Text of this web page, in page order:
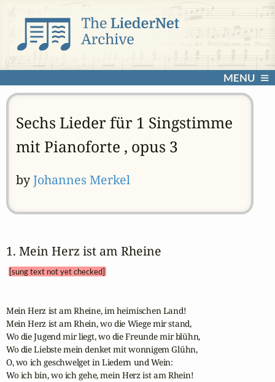
MENU
Sechs Lieder für 1 Singstimme
mit Pianoforte , opus 3
byJohannes Merkel
1. Mein Herz ist am Rheine
[sung text not yet checked]
Mein Herz ist am Rheine, im heimischen Land!
Mein Herz ist am Rhein, wo die Wiege mir stand,
Wo die Jugend mir liegt, wo die Freunde mir blühn,
Wo die Liebste mein denket mit wonnigem Glühn,
O, wo ich geschwelget in Liedern und Wein:
Wo ich bin, wo ich gehe, mein Herz ist am Rhein!